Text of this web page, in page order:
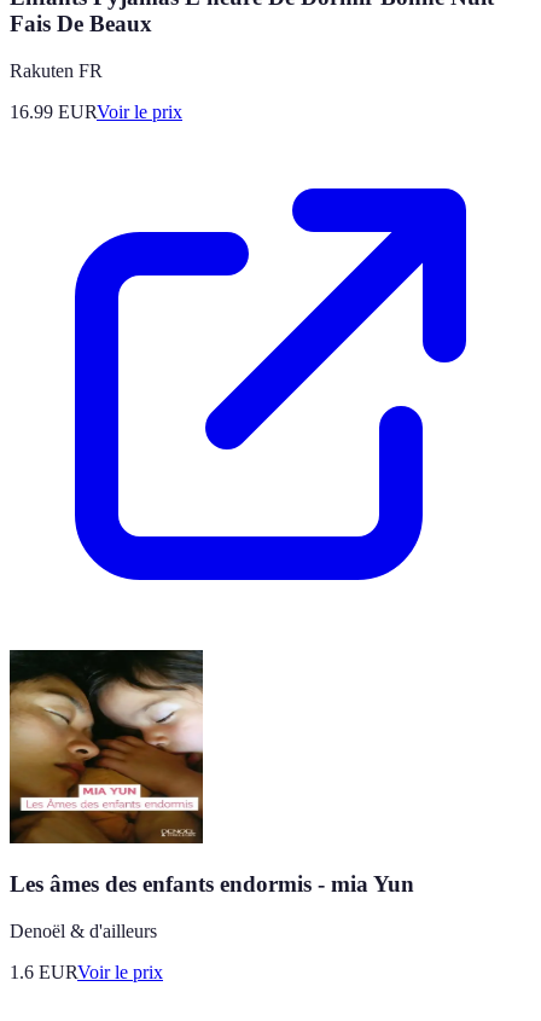
Fais De Beaux
Rakuten FR
16.99 EURVoir le prix
Les âmes des enfants endormis - mia Yun
Denoël & d'ailleurs
1.6 EURVoir le prix